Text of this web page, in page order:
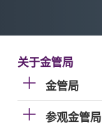
关于金管局
金管局
参观金管局